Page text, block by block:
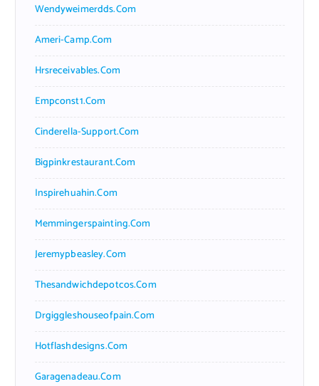
Wendyweimerdds.com
Ameri-Camp.com
Hrsreceivables.com
Empconst1.com
Cinderella-Support.com
Bigpinkrestaurant.com
Inspirehuahin.com
Memmingerspainting.com
Jeremypbeasley.com
Thesandwichdepotcos.com
Drgiggleshouseofpain.com
Hotflashdesigns.com
Garagenadeau.com